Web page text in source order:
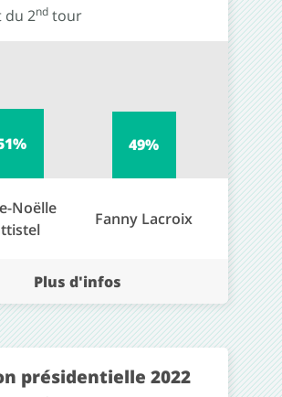
du 2nd tour
49%
Noëlle
Fanny Lacroix
Plus d'infos
présidentielle 2022